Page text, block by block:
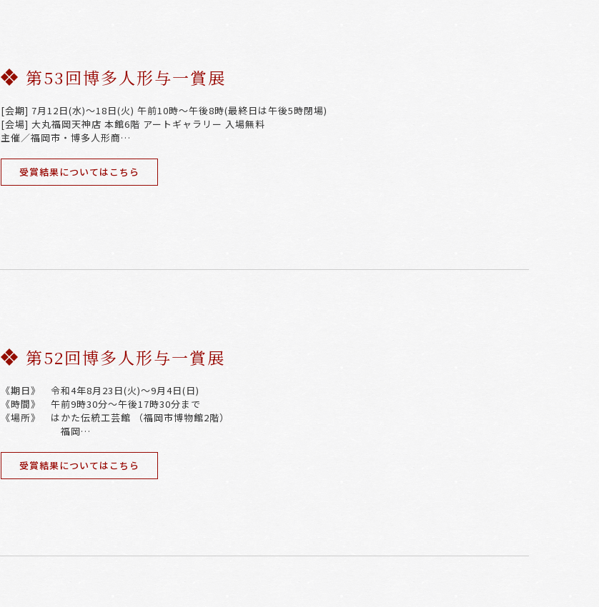
第53回博多人形与一賞展
[会期] 7月12日(水)～18日(火) 午前10時～午後8時(最終日は午後5時閉場)
[会場] 大丸福岡天神店 本館6階 アートギャラリー 入場無料
主催／福岡市・博多人形商…
受賞結果についてはこちら
第52回博多人形与一賞展
《期日》 令和4年8月23日(火)～9月4日(日)
《時間》 午前9時30分～午後17時30分まで
《場所》 はかた伝統工芸館 （福岡市博物館2階）
福岡…
受賞結果についてはこちら